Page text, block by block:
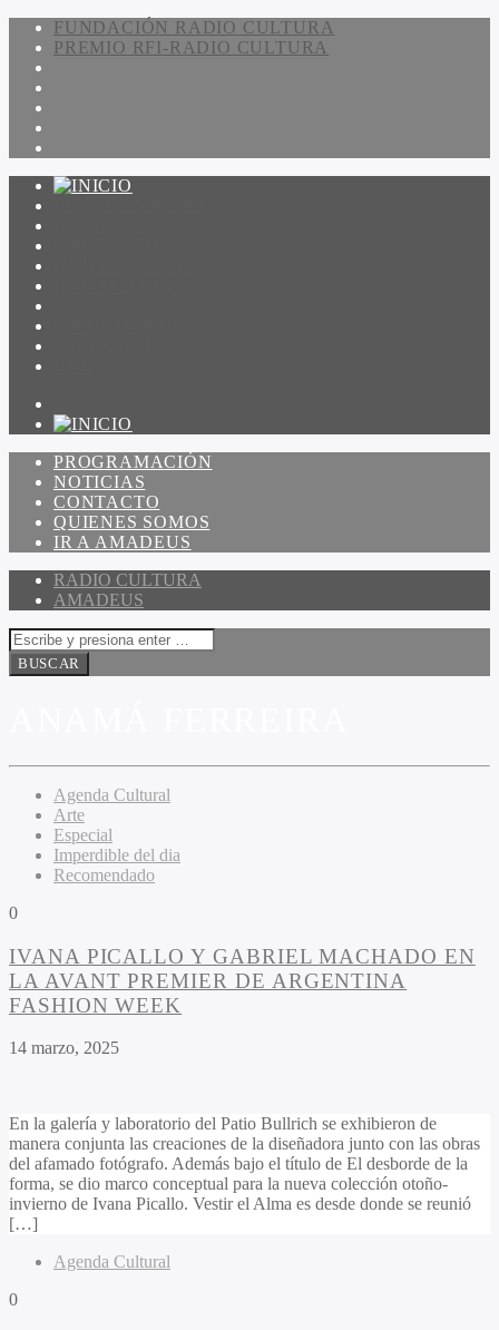
FUNDACIÓN RADIO CULTURA
PREMIO RFI-RADIO CULTURA
PROGRAMACIÓN
NOTICIAS
CONTACTO
QUIENES SOMOS
IR A AMADEUS
RADIO CULTURA
AMADEUS
Agenda Cultural
Arte
Especial
Imperdible del dia
Recomendado
0
IVANA PICALLO Y GABRIEL MACHADO EN
LA AVANT PREMIER DE ARGENTINA
FASHION WEEK
14 marzo, 2025
En la galería y laboratorio del Patio Bullrich se exhibieron de
manera conjunta las creaciones de la diseñadora junto con las obras
del afamado fotógrafo. Además bajo el título de El desborde de la
forma, se dio marco conceptual para la nueva colección otoño-
invierno de Ivana Picallo. Vestir el Alma es desde donde se reunió
[…]
Agenda Cultural
0